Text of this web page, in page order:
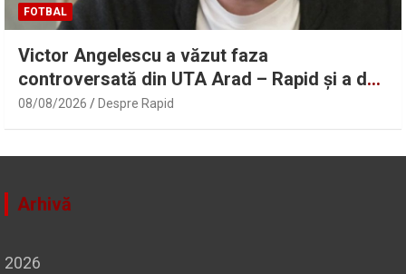
FOTBAL
Victor Angelescu a văzut faza
controversată din UTA Arad – Rapid și a dat
verdictul: „Nu sunt frustrat” | Sport.ro
08/08/2026 Despre Rapid
Arhivă
2026